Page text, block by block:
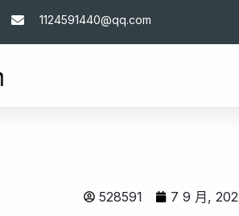
1124591440@qq.com
528591 7 9 月,